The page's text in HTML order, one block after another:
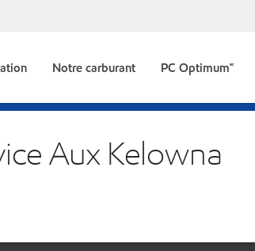
Notre carburant PC Optimum🅪
Aux Kelowna